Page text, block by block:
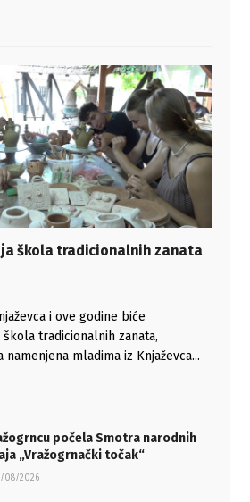
škola tradicionalnih zanata
i ove godine biće
tradicionalnih zanata,
mladima iz Knjaževca...
počela Smotra narodnih
„Vražogrnački točak“
08/2026